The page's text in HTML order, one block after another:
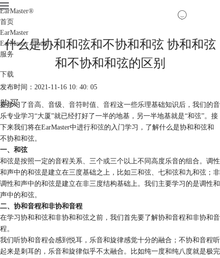
EarMaster®
首页
EarMaster
EarMaster Cloud
服务
下载
购买
什么是协和和弦和不协和和弦 协和和弦
和不协和和弦的区别
发布时间：2021-11-16 10: 40: 05
在学习了音高 、音级、 音符时值 音程这一些乐理基础知识后，我们的音
乐专业学习“大厦”就已经打好了一半的地基，另一半地基就是“和弦”。接
下来我们将在EarMaster中进行和弦的入门学习，了解什么是协和和弦和
不协和和弦。
一、和弦
和弦是按照一定的音程关系、三个或三个以上不同高度乐音的组合。调性
和声中的和弦是建立在三度基础之上，比如三和弦、七和弦和九和弦；非
调性和声中的和弦是建立在非三度结构基础上。我们主要学习的是调性和
声中的和弦。
二、协和音程和非协和音程
在学习协和和弦和非协和和弦之前，我们首先要了解协和音程和非协和音
程。
我们听协和音程会感到悦耳，乐音和旋律感觉十分的融合；不协和音程听
起来是刺耳的，乐音和旋律似乎不太融合。比如纯一度和纯八度就是极完